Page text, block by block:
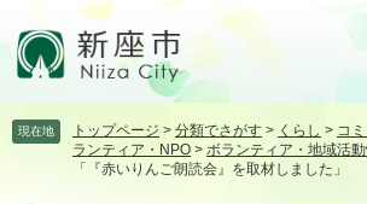
頭飛 現在地 トップページ > 分類でさがす > くらし > コ
ランティア・NPO > ボランティア・地域活
「『赤いりんご朗読会』を取材しました」